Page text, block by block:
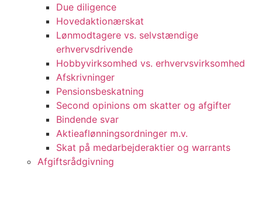
Due diligence
Hovedaktionærskat
Lønmodtagere vs. selvstændige
erhvervsdrivende
Hobbyvirksomhed vs. erhvervsvirksomhed
Afskrivninger
Pensionsbeskatning
Second opinions om skatter og afgifter
Bindende svar
Aktieaflønningsordninger m.v.
Skat på medarbejderaktier og warrants
Afgiftsrådgivning